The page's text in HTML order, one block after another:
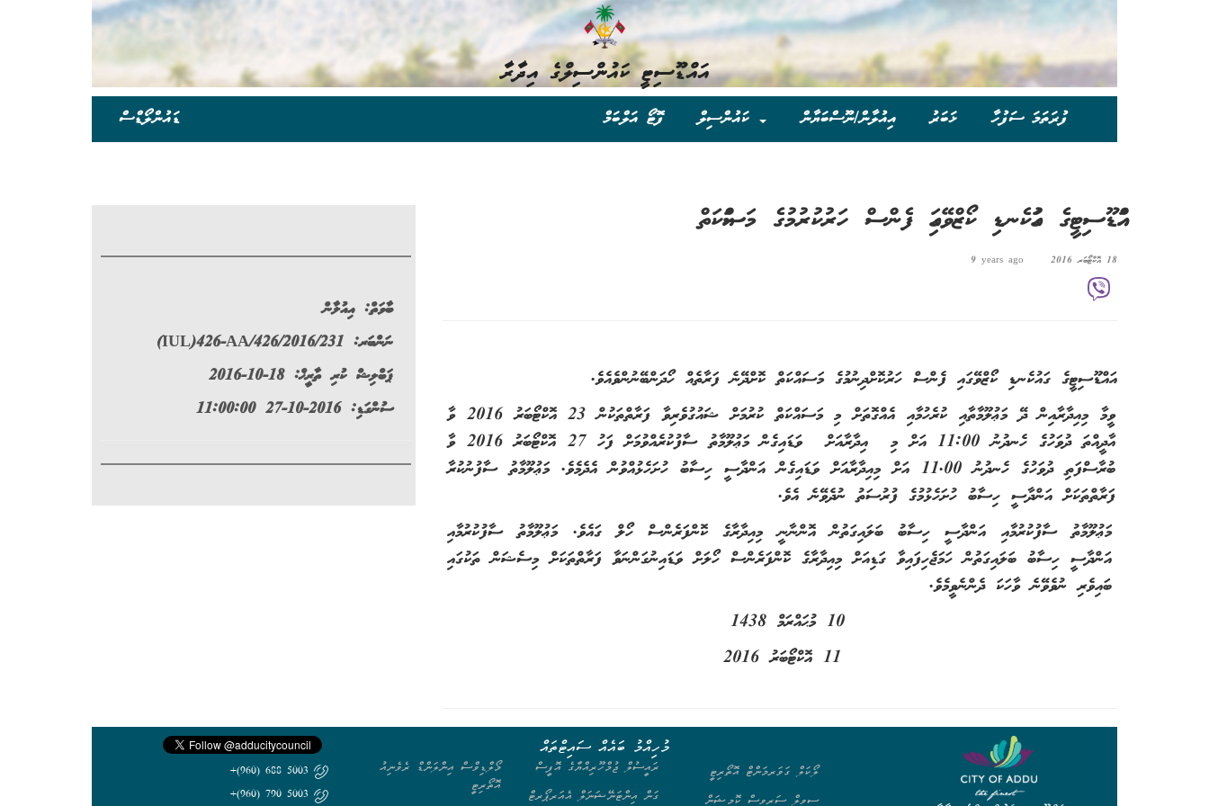
އައްޑޫސިޓީ ކައުންސިލްގެ އިދާރާ
ފުރަތަމަ ސަފުހާ ޚަބަރު އިއުލާން/ނޫސްބަޔާން ފޮޓޯ އަލްބަމް ޑައުންލޯޑްސް
އައްޑޫސިޓީގެ ގައުކެނޑި ކޯޒްވޭގައި ފެންސް ހަރުކުރުމުގެ މަސައްކަތް
18 އޮކްޓޯބަރ 2016 9 years ago
އައްޑޫސިޓީގެ ގައުކެނޑި ކޯޒްވޭގައި ފެންސް ހަރުކޮށްދިނުމުގެ މަސައްކަތް ކޮށްދޭނެ ފަރާތެއް ހޯދަންބޭނުންވެއެވެ.
ވީމާ މިއިދާރާއިން ދޭ މަޢުލޫމާތާއި ކުރެހުމާއި އެއްގޮތަށް މި މަސައްކަތް ކުރުމަށް ޝައުގުވެރިވާ ފަރާތްތަކުން 23 އޮކްޓޯބަރު 2016 ވާ
އާދީއްތަ ދުވަހުގެ ހެނދުނު 11:00 އަށް މި އިދާރާއަށް ވަޑައިގެން މަޢުލޫމާތު ސާފުކުރެއްވުމަށް ފަހު 27 އޮކްޓޯބަރު 2016 ވާ
ބުރާސްފަތި ދުވަހުގެ ހެނދުނު 11.00 އަށް މިއިދާރާއަށް ވަޑައިގެން އަންދާސީ ހިސާބު ހުށަހެޅުއްވުން އެދެމެވެ. މަޢުލޫމާތު ސާފުނުކުރާ
ފަރާތްތަކަށް އަންދާސީ ހިސާބު ހުށަހެޅުމުގެ ފުރުސަތު ނުދެވޭނެ އެވެ.
މަޢުލޫމާތު ސާފުކުރުމާއި އަންދާސީ ހިސާބު ބަލައިގަތުން އޮންނާނީ މިއިދާރާގެ ކޮންފަރެންސް ހޯލް ގައެވެ. މަޢުލޫމާތު ސާފުކުރުމާއި
އަންދާސީ ހިސާބު ބަލައިގަތުން ހަމަޖެހިފައިވާ ގަޑިއަށް މިއިދާރާގެ ކޮންފަރެންސް ހޯލަށް ވަޑައިނުގަންނަވާ ފަރާތްތަކަށް މިސެޝަން ތަކުގައި
ބައިވެރި ނުވެވޭނެ ވާހަކަ ދެންނެވީމެވެ.
10 މުޙައްރަމް 1438
11 އޮކްޓޯބަރު 2016
ބާވަތް:އިއުލާން
ނަންބަރ: (IUL)426-AA/426/2016/231
ޕަބްލިޝް ކުރި ތާރީޚް: 18-10-2016
ސުންގަޑި: 2016-10-27 11:00:00
މުހިއްމު ބައެއް ސައިޓްތައް
ލޯކަލް ގަވަރމަންޓް އޮތޯރިޓީ
ސިވިލް ސަރވިސް ކޮމިޝަން
ރައީސުލް ޖުމްހޫރިއްޔާގެ އޮފީސް
ގަން އިންޓަނޭޝަނަލް އެއަރޕޯރޓް
މޯލްޑިވްސް އިންލަންޑް ރެވެނިއު
އޮތޯރިޓީ